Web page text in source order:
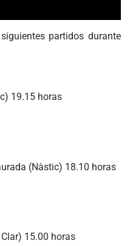
partidos durante
19.15 horas
(Nàstic) 18.10 horas
Clar) 15.00 horas